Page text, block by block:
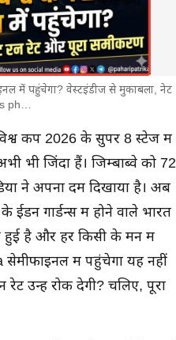
में पहुंचेगा? वेस्टइंडीज से मुकाबला, नेट
ph…
कप 2026 के सुपर 8 स्टेज में
भी जिंदा हैं। जिम्बाब्वे को 72
ने अपना दम दिखाया है। अब
ईडन गार्डन्स में होने वाले भारत
हुई है और हर किसी के मन में
सेमीफाइनल में पहुंचेगा यह नहीं
रेट उन्हें रोक देगी? चलिए, पूरा